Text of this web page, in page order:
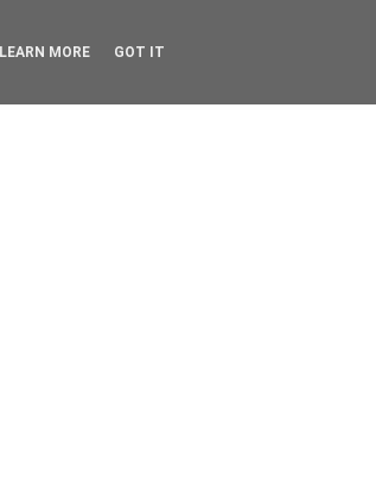
LEARN MORE GOT IT